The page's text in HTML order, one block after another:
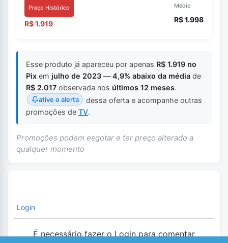
Preço Histórico
R$ 1.919
Médio
R$ 1.998
Esse produto já apareceu por apenas R$ 1.919 no
Pix em julho de 2023 —4,9% abaixo da média de
R$ 2.017 observada nos últimos 12 meses.
ative o alerta
dessa oferta e acompanhe outras
promoções de TV.
Promoções podem esgotar e ter preço alterado a
qualquer momento
Login
É necessário fazer o Login para comentar